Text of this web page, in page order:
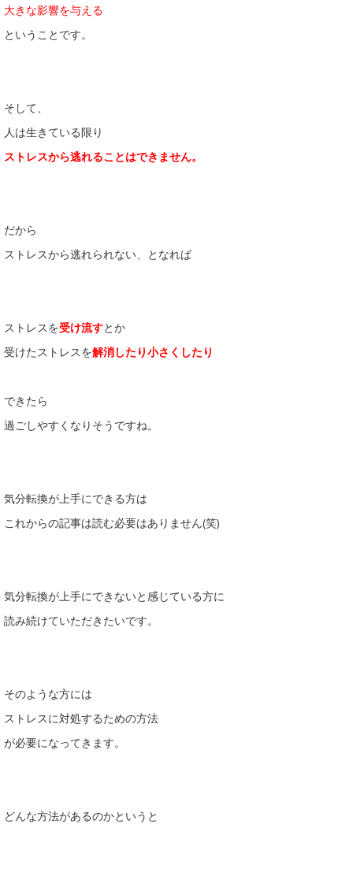
大きな影響を与える
ということです。
そして、
人は生きている限り
ストレスから逃れることはできません。
だから
ストレスから逃れられない、となれば
ストレスを受け流すとか
受けたストレスを解消したり小さくしたり
できたら
過ごしやすくなりそうですね。
気分転換が上手にできる方は
これからの記事は読む必要はありません(笑)
気分転換が上手にできないと感じている方に
読み続けていただきたいです。
そのような方には
ストレスに対処するための方法
が必要になってきます。
どんな方法があるのかというと